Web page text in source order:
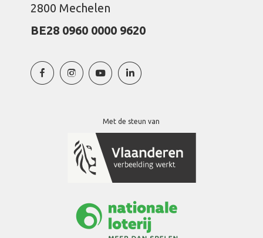
2800 Mechelen
BE28 0960 0000 9620
Met de steun van